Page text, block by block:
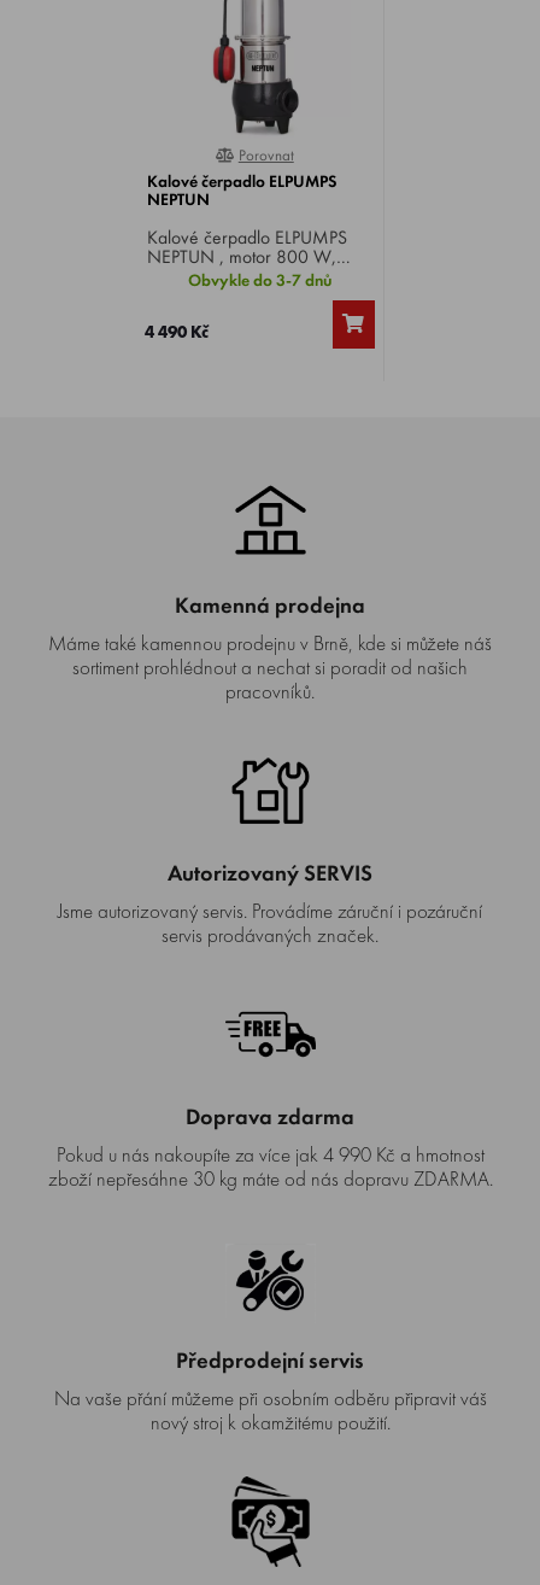
0%
Porovnat
Kalové čerpadlo ELPUMPS
NEPTUN
Kalové čerpadlo ELPUMPS
NEPTUN , motor 800 W,
max. dopravní výška 9 m,
max. dopravní množství
15000 l/h, pro čistou i silně
znečištěnou vodu, septik.
Obvykle do 3-7 dnů
4 490 Kč
Kamenná prodejna
Máme také kamennou prodejnu v Brně, kde si můžete náš
sortiment prohlédnout a nechat si poradit od našich
pracovníků.
Autorizovaný SERVIS
Jsme autorizovaný servis. Provádíme záruční i pozáruční
servis prodávaných značek.
Doprava zdarma
Pokud u nás nakoupíte za více jak 4 990 Kč a hmotnost
zboží nepřesáhne 30 kg máte od nás dopravu ZDARMA.
Předprodejní servis
Na vaše přání můžeme při osobním odběru připravit váš
nový stroj k okamžitému použití.